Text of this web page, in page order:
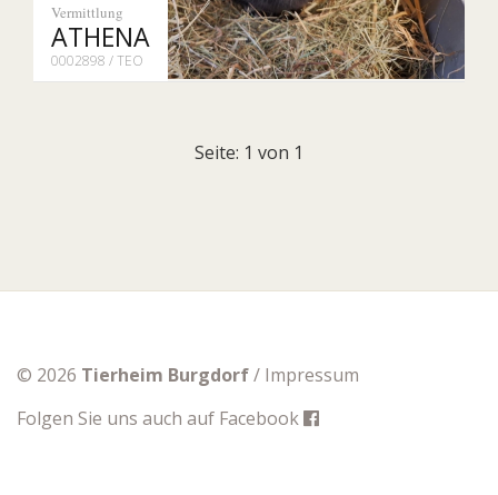
Vermittlung
ATHENA
0002898 / TEO
Seite: 1 von 1
© 2026 Tierheim Burgdorf/ Impressum
Folgen Sie uns auch auf Facebook